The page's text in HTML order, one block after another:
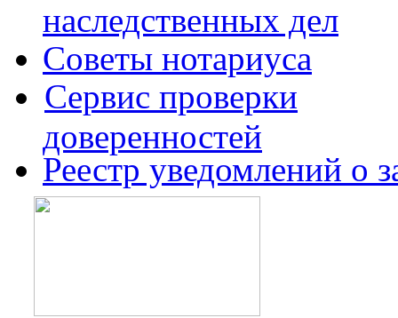
наследственных дел
Советы нотариуса
Сервис проверки
доверенностей
Реестр уведомлений о